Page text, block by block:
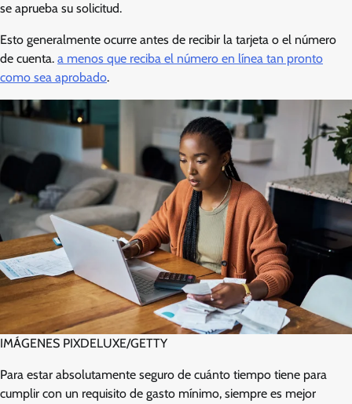
se aprueba su solicitud.
Esto generalmente ocurre antes de recibir la tarjeta o el número
de cuenta. a menos que reciba el número en línea tan pronto
como sea aprobado.
IMÁGENES PIXDELUXE/GETTY
Para estar absolutamente seguro de cuánto tiempo tiene para
cumplir con un requisito de gasto mínimo, siempre es mejor